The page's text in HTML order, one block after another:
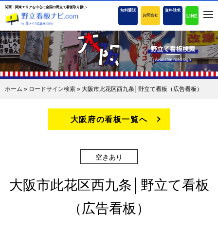
関西・関東エリアを中心に全国の野立て看板取り扱い
無料通話
お問合せ
資料請求
LINE
ホーム » ロードサイン検索 » 大阪市此花区西九条│野立て看板（広告看板）
大阪府の看板一覧へ
空きあり
大阪市此花区西九条│野立て看板
（広告看板）